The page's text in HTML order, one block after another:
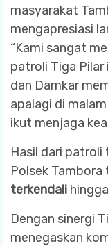
masyarakat
mengapresiasi
“Kami sangat
patroli Tiga Pilar
dan Damkar
apalagi di
ikut menjaga
Hasil dari patroli
Polsek
terkendali
Dengan sinergi
menegaskan